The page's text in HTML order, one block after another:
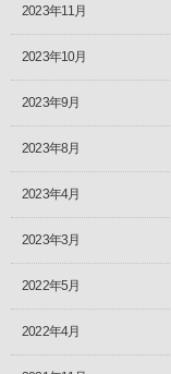
2023年11月
2023年10月
2023年9月
2023年8月
2023年4月
2023年3月
2022年5月
2022年4月